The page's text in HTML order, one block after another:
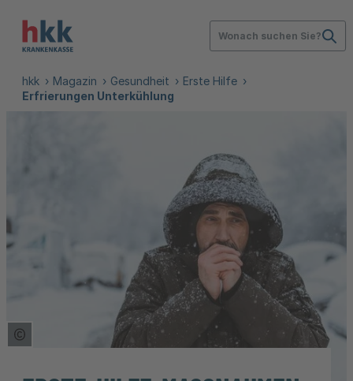
Wonach suchen Sie?
hkk Magazin Gesundheit
Erste Hilfe
Erfrierungen Unterkühlung
Copyright Tooltip öffnen